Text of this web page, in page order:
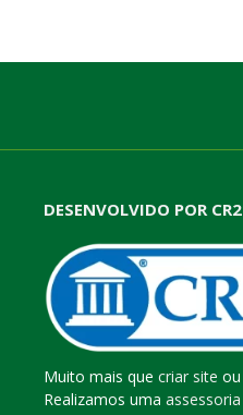
DESENVOLVIDO POR CR2
Muito mais que criar site ou
Realizamos uma assessoria